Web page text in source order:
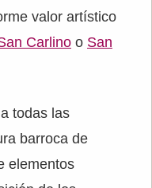
valor artístico
Carlino o San
todas las
barroca de
elementos